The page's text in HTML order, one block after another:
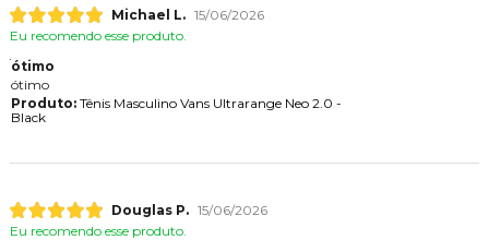
Michael L. 15/06/2026
Eu recomendo esse produto.
ótimo
ótimo
Produto:Tênis Masculino Vans Ultrarange Neo 2.0 -
Black
Douglas P. 15/06/2026
Eu recomendo esse produto.